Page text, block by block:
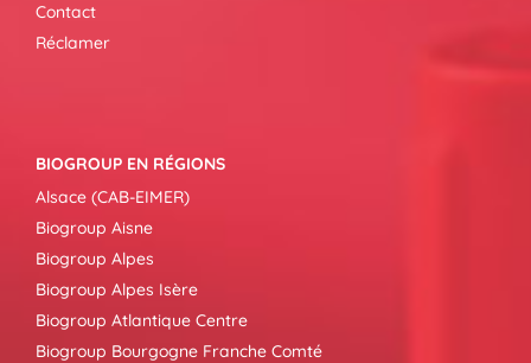
Contact
Réclamer
BIOGROUP EN RÉGIONS
Alsace (CAB-EIMER)
Biogroup Aisne
Biogroup Alpes
Biogroup Alpes Isère
Biogroup Atlantique Centre
Biogroup Bourgogne Franche Comté